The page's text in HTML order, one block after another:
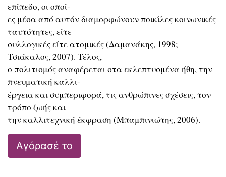
επίπεδο, οι οποί-
ες μέσα από αυτόν διαμορφώνουν ποικίλες κοινωνικές
ταυτότητες, είτε
συλλογικές είτε ατομικές (Δαμανάκης, 1998;
Τσιάκαλος, 2007). Τέλος,
ο πολιτισμός αναφέρεται στα εκλεπτυσμένα ήθη, την
πνευματική καλλι-
έργεια και συμπεριφορά, τις ανθρώπινες σχέσεις, τον
τρόπο ζωής και
την καλλιτεχνική έκφραση (Μπαμπινιώτης, 2006).